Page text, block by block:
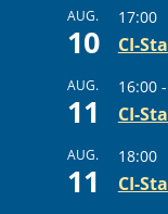
AUG.
10
17:00
CI-
AUG.
11
16:00-
CI-
AUG.
11
18:00
CI-